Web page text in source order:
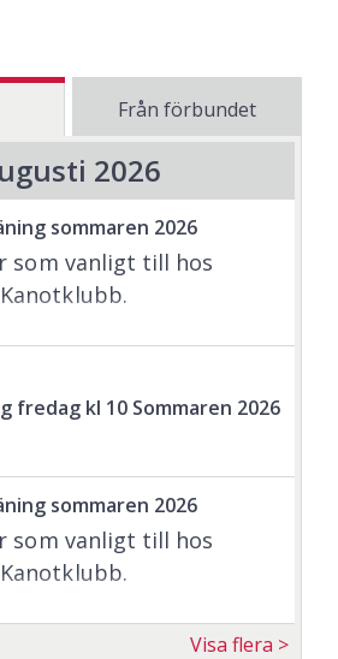
Från förbundet
2026
sommaren 2026
som vanligt till hos
fredag kl 10 Sommaren 2026
sommaren 2026
som vanligt till hos
Visa flera